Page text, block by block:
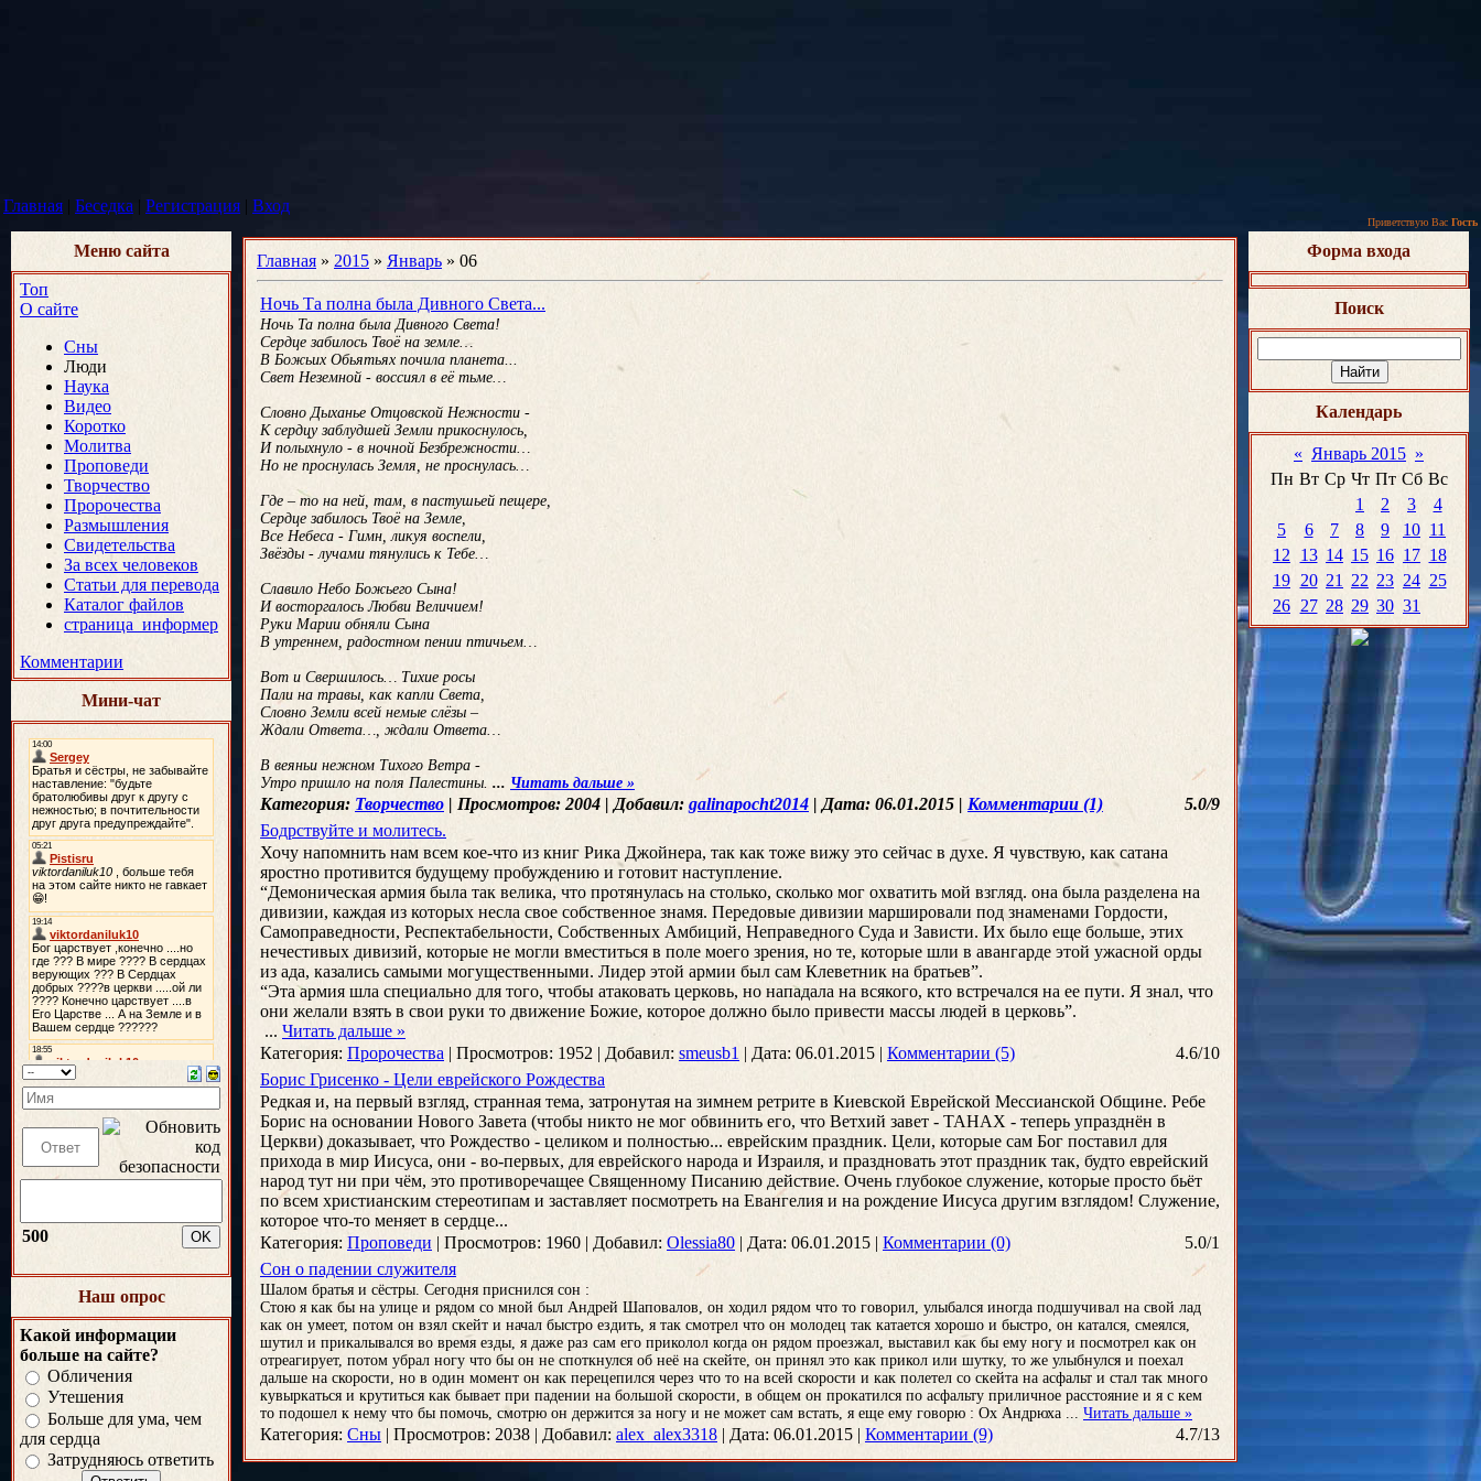
Главная | Беседка | Регистрация | Вход
Приветствую Вас Гость
Меню сайта
Топ
О сайте
Сны
Люди
Наука
Видео
Коротко
Молитва
Проповеди
Творчество
Пророчества
Размышления
Свидетельства
За всех человеков
Статьи для перевода
Каталог файлов
страница_информер
Комментарии
Мини-чат
500
Наш опрос
Какой информации
больше на сайте?
Обличения
Утешения
Больше для ума, чем
для сердца
Затрудняюсь ответить
Главная » 2015 » Январь » 06
Ночь Та полна была Дивного Света...
Ночь Та полна была Дивного Света!
Сердце забилось Твоё на земле…
В Божьих Обьятьях почила планета...
Свет Неземной - воссиял в её тьме…
Словно Дыханье Отцовской Нежности -
К сердцу заблудшей Земли прикоснулось,
И полыхнуло - в ночной Безбрежности…
Но не проснулась Земля, не проснулась…
Где – то на ней, там, в пастушьей пещере,
Сердце забилось Твоё на Земле,
Все Небеса - Гимн, ликуя воспели,
Звёзды - лучами тянулись к Тебе…
Славило Небо Божьего Сына!
И восторгалось Любви Величием!
Руки Марии обняли Сына
В утреннем, радостном пении птичьем…
Вот и Свершилось… Тихие росы
Пали на травы, как капли Света,
Словно Земли всей немые слёзы –
Ждали Ответа…, ждали Ответа…
В веяньи нежном Тихого Ветра -
Утро пришло на поля Палестины. ... Читать дальше »
5.0/9
Категория: Творчество | Просмотров: 2004 | Добавил: galinapocht2014 | Дата: 06.01.2015 | Комментарии (1)
Бодрствуйте и молитесь.
Хочу напомнить нам всем кое-что из книг Рика Джойнера, так как тоже вижу это сейчас в духе. Я чувствую, как сатана
яростно противится будущему пробуждению и готовит наступление.
“Демоническая армия была так велика, что протянулась на столько, сколько мог охватить мой взгляд. она была разделена на
дивизии, каждая из которых несла свое собственное знамя. Передовые дивизии маршировали под знаменами Гордости,
Самоправедности, Респектабельности, Собственных Амбиций, Неправедного Суда и Зависти. Их было еще больше, этих
нечестивых дивизий, которые не могли вместиться в поле моего зрения, но те, которые шли в авангарде этой ужасной орды
из ада, казались самыми могущественными. Лидер этой армии был сам Клеветник на братьев”.
“Эта армия шла специально для того, чтобы атаковать церковь, но нападала на всякого, кто встречался на ее пути. Я знал, что
они желали взять в свои руки то движение Божие, которое должно было привести массы людей в церковь”.
... Читать дальше »
4.6/10
Категория: Пророчества | Просмотров: 1952 | Добавил: smeusb1 | Дата: 06.01.2015 | Комментарии (5)
Борис Грисенко - Цели еврейского Рождества
Редкая и, на первый взгляд, странная тема, затронутая на зимнем ретрите в Киевской Еврейской Мессианской Общине. Ребе
Борис на основании Нового Завета (чтобы никто не мог обвинить его, что Ветхий завет - ТАНАХ - теперь упразднён в
Церкви) доказывает, что Рождество - целиком и полностью... еврейским праздник. Цели, которые сам Бог поставил для
прихода в мир Иисуса, они - во-первых, для еврейского народа и Израиля, и праздновать этот праздник так, будто еврейский
народ тут ни при чём, это противоречащее Священному Писанию действие. Очень глубокое служение, которые просто бьёт
по всем христианским стереотипам и заставляет посмотреть на Евангелия и на рождение Иисуса другим взглядом! Служение,
которое что-то меняет в сердце...
5.0/1
Категория: Проповеди | Просмотров: 1960 | Добавил: Olessia80 | Дата: 06.01.2015 | Комментарии (0)
Сон о падении служителя
Шалом братья и сёстры. Сегодня приснился сон :
Стою я как бы на улице и рядом со мной был Андрей Шаповалов, он ходил рядом что то говорил, улыбался иногда подшучивал на свой лад
как он умеет, потом он взял скейт и начал быстро ездить, я так смотрел что он молодец так катается хорошо и быстро, он катался, смеялся,
шутил и прикалывался во время езды, я даже раз сам его приколол когда он рядом проезжал, выставил как бы ему ногу и посмотрел как он
отреагирует, потом убрал ногу что бы он не споткнулся об неё на скейте, он принял это как прикол или шутку, то же улыбнулся и поехал
дальше на скорости, но в один момент он как перецепился через что то на всей скорости и как полетел со скейта на асфальт и стал так много
кувыркаться и крутиться как бывает при падении на большой скорости, в общем он прокатился по асфальту приличное расстояние и я с кем
то подошел к нему что бы помочь, смотрю он держится за ногу и не может сам встать, я еще ему говорю : Ох Андрюха ... Читать дальше »
4.7/13
Категория: Сны | Просмотров: 2038 | Добавил: alex_alex3318 | Дата: 06.01.2015 | Комментарии (9)
Форма входа
Поиск
Календарь
« Январь 2015 »
Пн Вт Ср Чт Пт Сб Вс
1
2 3
4
5
6 7 8 9 10 11
12
13 14 15 16 17 18
19 20 21 22 23 24 25
26 27 28 29 30 31